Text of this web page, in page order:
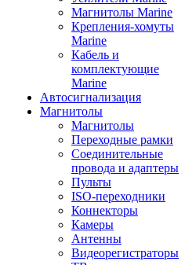
Магнитолы Marine
Крепления-хомуты
Marine
Кабель и
комплектующие
Marine
Автосигнализация
Магнитолы
Магнитолы
Переходные рамки
Соединительные
провода и адаптеры
Пульты
ISO-переходники
Коннекторы
Камеры
Антенны
Видеорегистраторы